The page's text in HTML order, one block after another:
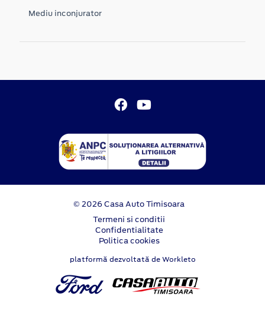
Mediu inconjurator
© 2026 Casa Auto Timisoara
Termeni si conditii
Confidentialitate
Politica cookies
platformă dezvoltată de Workleto